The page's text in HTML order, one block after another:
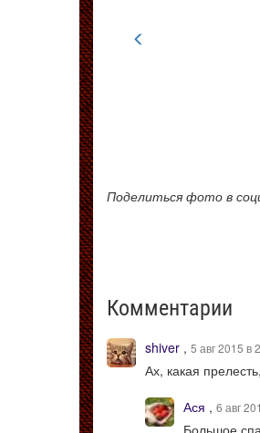
Поделиться фото в
Комментарии
shiver , 5 авг 2015 в
Ах, какая
Ася , 6 авг
Большое